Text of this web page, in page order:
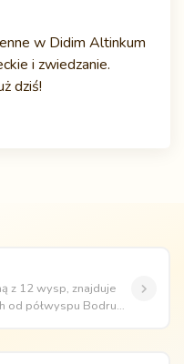
w Didim Altinkum
i zwiedzanie.
dziś!
z 12 wysp, znajduje
od półwyspu Bodrum.